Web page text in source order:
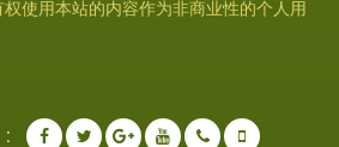
使用本站的内容作为非商业性的个人用
: